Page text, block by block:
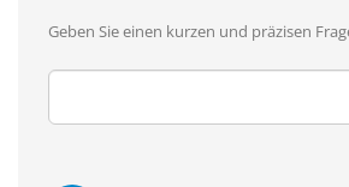
Geben Sie einen kurzen und präzisen